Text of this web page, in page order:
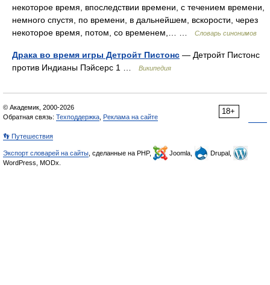
некоторое время, впоследствии времени, с течением времени,
немного спустя, по времени, в дальнейшем, вскорости, через
некоторое время, потом, со временем,… …
Словарь синонимов
Драка во время игры Детройт Пистонс — Детройт Пистонс
против Индианы Пэйсерс 1 …
Википедия
18+
© Академик, 2000-2026
Обратная связь: Техподдержка Реклама на сайте
👣 Путешествия
Экспорт словарей на сайты , сделанные на PHP, Joomla,
Drupal,
WordPress, MODx.